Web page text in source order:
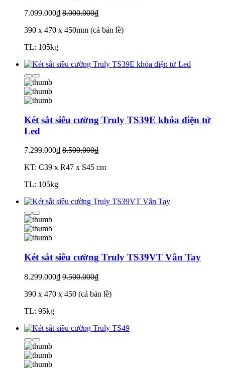
7.099.000₫ 8.000.000₫
390 x 470 x 450mm (cả bản lề)
TL: 105kg
Két sắt siêu cường Truly TS39E khóa điện tử
Led
7.299.000₫ 8.500.000₫
KT: C39 x R47 x S45 cm
TL: 105kg
Két sắt siêu cường Truly TS39VT Vân Tay
8.299.000₫ 9.500.000₫
390 x 470 x 450 (cả bản lề)
TL: 95kg